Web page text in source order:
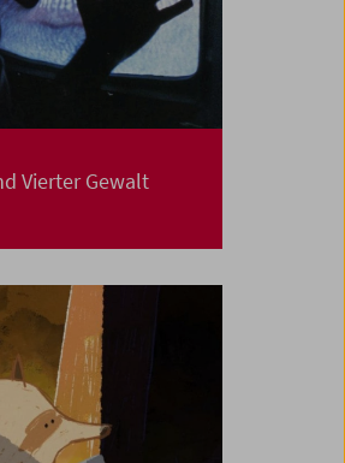
Vierter Gewalt